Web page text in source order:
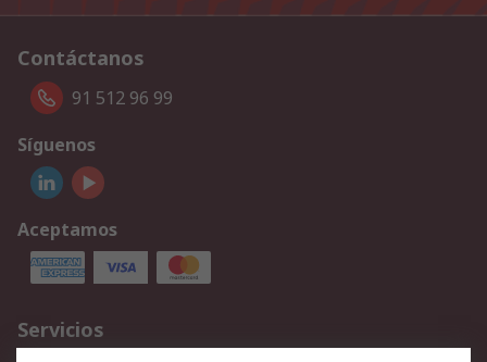
Contáctanos
91 512 96 99
Síguenos
Aceptamos
Servicios